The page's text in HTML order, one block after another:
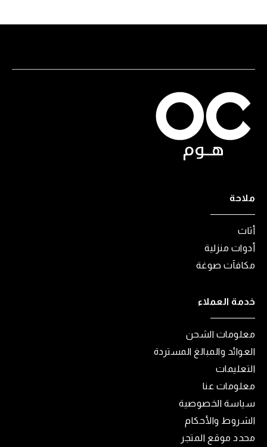
ملاحة
أثاث
أدوات منزلية
مكافآت صوغة
خدمة العملاء
معلومات الشحن
العوائد والمبالغ المستردة
التعليمات
معلومات عنا
سياسة الخصوصية
الشروط والأحكام
محدد موقع المتجر